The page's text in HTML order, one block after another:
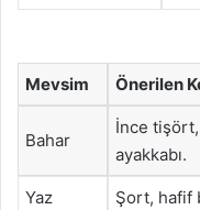
Mevsim Önerilen
Bahar
İnce
ayakkabı.
Yaz Şort, hafif